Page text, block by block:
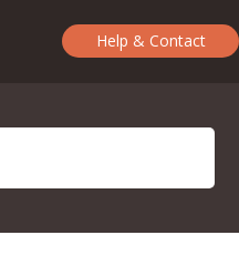
Help & Contact